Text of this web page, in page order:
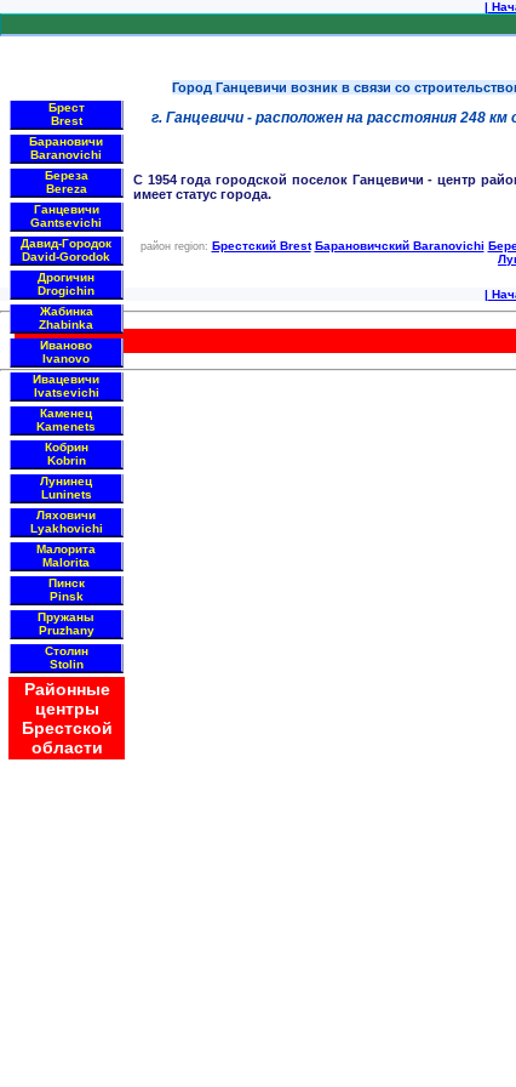
|
Город Ганцевичи возник в связи со
г. Ганцевичи - расположен на расстояния 248
С 1954 года городской поселок Ганцевичи - центр
имеет статус города.
район region: Брестский Brest Барановичский Baranovichi
|
Брест
Brest
Барановичи
Baranovichi
Береза
Bereza
Ганцевичи
Gantsevichi
Давид-Городок
David-Gorodok
Дрогичин
Drogichin
Жабинка
Zhabinka
Иваново
Ivanovo
Ивацевичи
Ivatsevichi
Каменец
Kamenets
Кобрин
Kobrin
Лунинец
Luninets
Ляховичи
Lyakhovichi
Малорита
Malorita
Пинск
Pinsk
Пружаны
Pruzhany
Столин
Stolin
Районные
центры
Брестской
области